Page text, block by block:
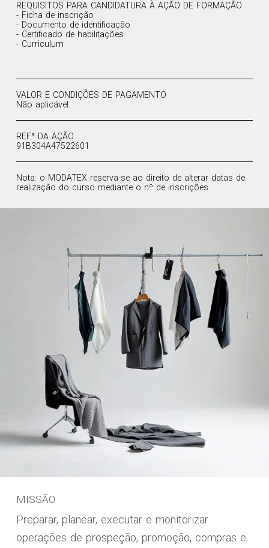
REQUISITOS PARA CANDIDATURA À AÇÃO DE FORMAÇÃO
- Ficha de inscrição
- Documento de identificação
- Certificado de habilitações
- Curriculum
VALOR E CONDIÇÕES DE PAGAMENTO
Não aplicável.
REFª DA AÇÃO
91B304A47522601
Nota: o MODATEX reserva-se ao direito de alterar datas de
realização do curso mediante o nº de inscrições.
MISSÃO
Preparar, planear, executar e monitorizar
operações de prospeção, promoção, compras e